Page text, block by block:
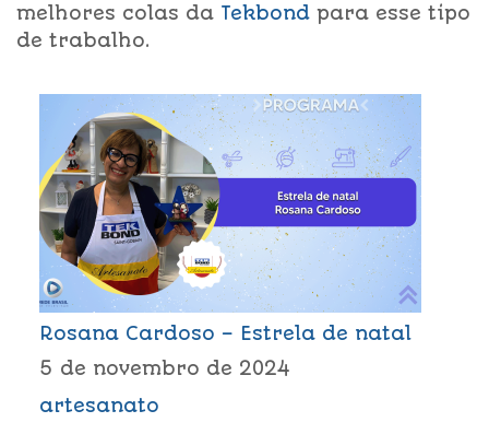
melhores colas da Tekbond para esse tipo
de trabalho.
Rosana Cardoso – Estrela de natal
5 de novembro de 2024
artesanato